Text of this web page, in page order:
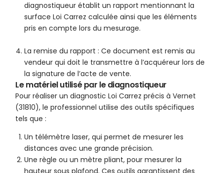
diagnostiqueur établit un rapport mentionnant la
surface Loi Carrez calculée ainsi que les éléments
pris en compte lors du mesurage.
La remise du rapport : Ce document est remis au
vendeur qui doit le transmettre à l’acquéreur lors de
la signature de l’acte de vente.
Le matériel utilisé par le diagnostiqueur
Pour réaliser un diagnostic Loi Carrez précis à Vernet
(31810), le professionnel utilise des outils spécifiques
tels que :
Un télémètre laser, qui permet de mesurer les
distances avec une grande précision.
Une règle ou un mètre pliant, pour mesurer la